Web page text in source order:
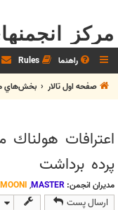
مرکز
راهنما Rules
صفحه اول تالار
بخش‌‌هاي
اعترافات
پرده برداشت
مدیران انجمن: MASTER
,
ارسال پست